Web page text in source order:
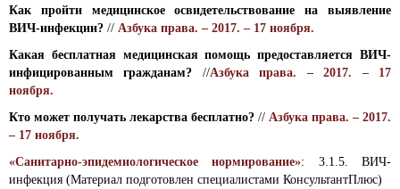
Как пройти медицинское освидетельствование на выявление
ВИЧ-инфекции? // Азбука права. – 2017. – 17 ноября.
Какая бесплатная медицинская помощь предоставляется ВИЧ-
инфицированным гражданам? //Азбука права. – 2017. – 17
ноября.
Кто может получать лекарства бесплатно? // Азбука права. – 2017.
– 17 ноября.
«Санитарно-эпидемиологическое нормирование»: 3.1.5. ВИЧ-
инфекция (Материал подготовлен специалистами КонсультантПлюс)